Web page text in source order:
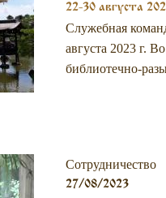
22-30 августа
Служебная
августа 2023 г.
библиотечно-
Сотрудничество
27/08/2023